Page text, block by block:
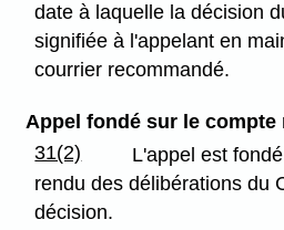
date à laquelle la décision
signifiée à l'appelant en
courrier recommandé.
Appel fondé sur le compte
31(2)
L'appel est
rendu des délibérations du
décision.